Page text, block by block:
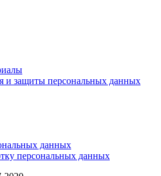
и защиты персональных данных
данных
персональных данных